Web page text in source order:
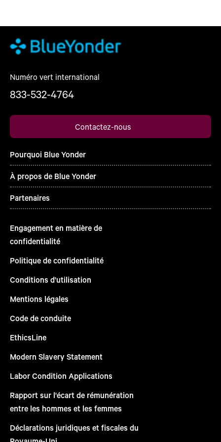
Numéro vert international
833-532-4764
Contactez-nous
Pourquoi Blue Yonder
À propos de Blue Yonder
Partenaires
Engagement en matière de
confidentialité
Politique de confidentialité
Conditions d'utilisation
Mentions légales
Code de conduite
EthicsLine
Modern Slavery Statement
Labor Condition Applications
Rapport sur l'écart de rémunération
entre les hommes et les femmes
Déclarations juridiques et fiscales du